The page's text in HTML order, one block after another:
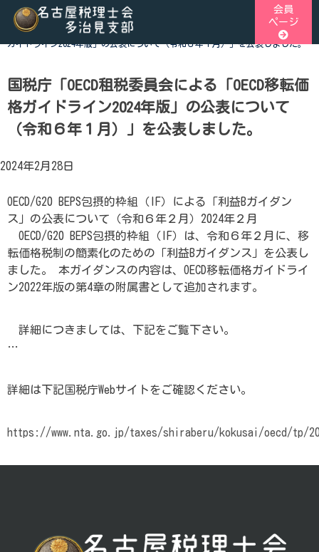
Skip
content
児郡御嵩町の4市1町が所属する税理士会です。地域の皆様に
税務の専門家として、税務支援や研修会、租税教育などを行
ます。税の無料相談会も実施しております。お気軽にご連絡
い。
会員
ページ
ホーム> 税関連トピックス>国税庁「OECD租税委員会による「OECD移転価格
ガイドライン2024年版」の公表について（令和６年１月）」を公表しました。
国税庁「OECD租税委員会による「OECD移転価
格ガイドライン2024年版」の公表について
（令和６年１月）」を公表しました。
2024年2月28日
OECD/G20 BEPS包摂的枠組（IF）による「利益Bガイダン
ス」の公表について（令和６年２月）2024年２月
OECD/G20 BEPS包摂的枠組（IF）は、令和６年２月に、移
転価格税制の簡素化のための「利益Bガイダンス」を公表し
ました。 本ガイダンスの内容は、OECD移転価格ガイドライ
ン2022年版の第4章の附属書として追加されます。
詳細につきましては、下記をご覧下さい。
…
詳細は下記国税庁Webサイトをご確認ください。
https://www.nta.go.jp/taxes/shiraberu/kokusai/oecd/tp/